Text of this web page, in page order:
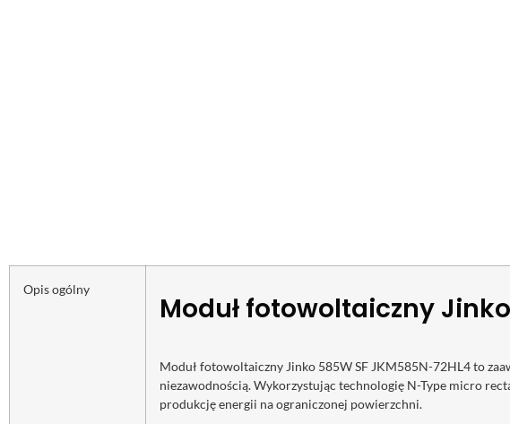
Opis ogólny
Moduł fotowoltaiczny
Moduł fotowoltaiczny Jinko 585W SF JKM585N-72HL4 to
niezawodnością. Wykorzystując technologię N-Type micro
produkcję energii na ograniczonej powierzchni.